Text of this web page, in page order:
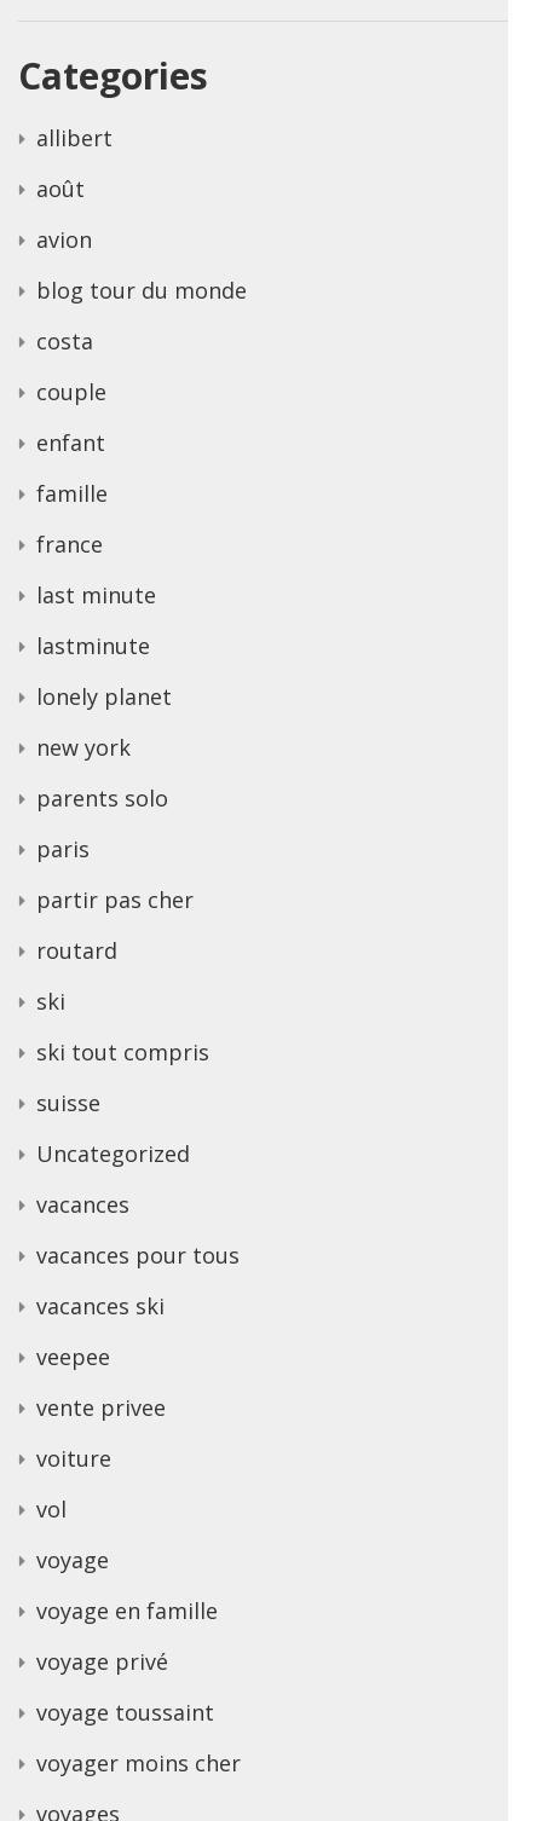
Categories
allibert
août
avion
blog tour du monde
costa
couple
enfant
famille
france
last minute
lastminute
lonely planet
new york
parents solo
paris
partir pas cher
routard
ski
ski tout compris
suisse
Uncategorized
vacances
vacances pour tous
vacances ski
veepee
vente privee
voiture
vol
voyage
voyage en famille
voyage privé
voyage toussaint
voyager moins cher
voyages